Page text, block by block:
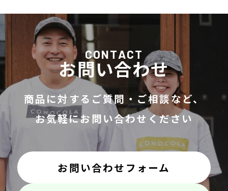
CONTACT
お問い合わせ
商品に対するご質問・ご相談など、
お気軽にお問い合わせください
お問い合わせフォーム